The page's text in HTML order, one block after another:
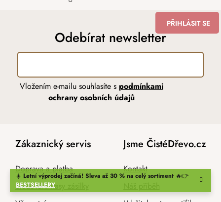
☀️ Letní výprodej začíná! Sleva až 30 % na celý sortiment 🔥👉
BESTSELLERY
Odebírat newsletter
Vložením e-mailu souhlasíte s podmínkami
ochrany osobních údajů
PŘIHLÁSIT SE
Zákaznický servis
Doprava a platba
Sledování trasy zásilky
Jsme ČistéDřevo.cz
Kontakt